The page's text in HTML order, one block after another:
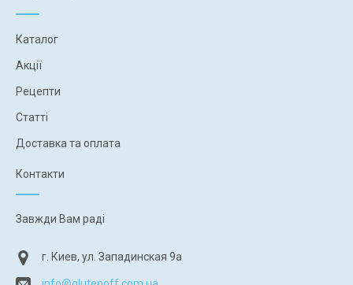
Каталог
Акції
Рецепти
Статті
Доставка та оплата
Контакти
Завжди Вам раді
г. Киев, ул. Западинская 9а